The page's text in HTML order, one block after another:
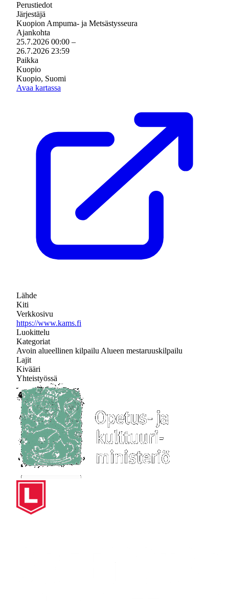
Perustiedot
Järjestäjä
Kuopion Ampuma- ja Metsästysseura
Ajankohta
25.7.2026 00:00 –
26.7.2026 23:59
Paikka
Kuopio
Kuopio, Suomi
Avaa kartassa
Lähde
Kiti
Verkkosivu
https://www.kams.fi
Luokittelu
Kategoriat
Avoin alueellinen kilpailu Alueen mestaruuskilpailu
Lajit
Kivääri
Yhteistyössä